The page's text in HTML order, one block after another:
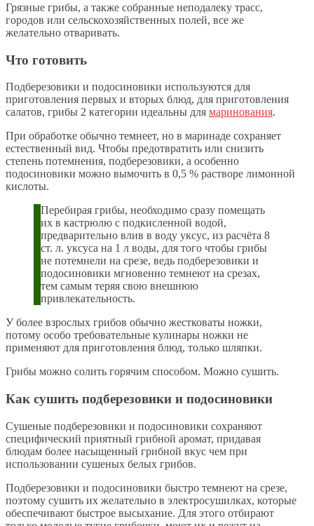
Грязные грибы, а также собранные неподалеку трасс,
городов или сельскохозяйственных полей, все же
желательно отваривать.
Что готовить
Подберезовики и подосиновики используются для
приготовления первых и вторых блюд, для приготовления
салатов, грибы 2 категории идеальны для маринования.
При обработке обычно темнеет, но в маринаде сохраняет
естественный вид. Чтобы предотвратить или снизить
степень потемнения, подберезовики, а особенно
подосиновики можно вымочить в 0,5 % растворе лимонной
кислоты.
Перебирая грибы, необходимо сразу помещать
их в кастрюлю с подкисленной водой,
предварительно влив в воду уксус, из расчёта 8
ст. л. уксуса на 1 л воды, для того чтобы грибы
не потемнели на срезе, ведь подберезовики и
подосиновики мгновенно темнеют на срезах,
тем самым теряя свою внешнюю
привлекательность.
У более взрослых грибов обычно жестковаты ножки,
потому особо требовательные кулинары ножки не
применяют для приготовления блюд, только шляпки.
Грибы можно солить горячим способом. Можно сушить.
Как сушить подберезовики и подосиновики
Сушеные подберезовики и подосиновики сохраняют
специфический приятный грибной аромат, придавая
блюдам более насыщенный грибной вкус чем при
использовании сушеных белых грибов.
Подберезовики и подосиновики быстро темнеют на срезе,
поэтому сушить их желательно в электросушилках, которые
обеспечивают быстрое высыхание. Для этого отбирают